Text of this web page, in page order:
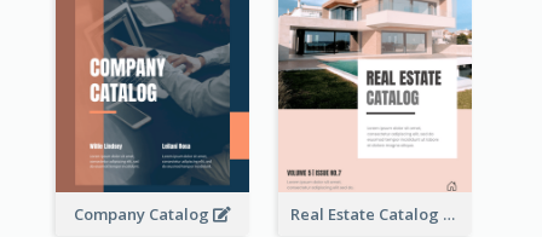
Company Catalog Real Estate Catalog